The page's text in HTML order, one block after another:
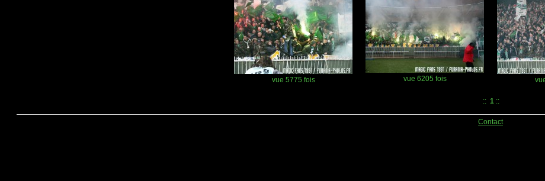
vue 5775 fois vue 6205 fois
:: 1::
Contact